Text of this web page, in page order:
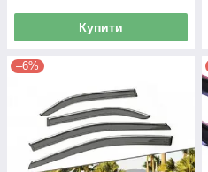
Купити
–6%